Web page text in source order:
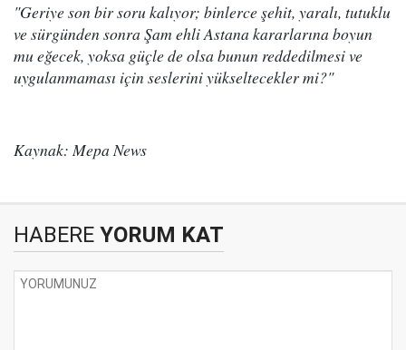
"Geriye son bir soru kalıyor; binlerce şehit, yaralı, tutuklu
ve sürgünden sonra Şam ehli Astana kararlarına boyun
mu eğecek, yoksa güçle de olsa bunun reddedilmesi ve
uygulanmaması için seslerini yükseltecekler mi?"
Kaynak: Mepa News
HABERE YORUM KAT